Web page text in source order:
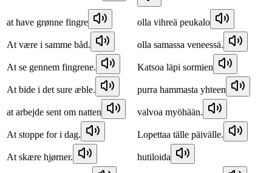
at have grønne fingre olla vihreä peukalo
At være i samme båd. olla samassa veneessä.
At se gennem fingrene. Katsoa läpi sormien
At bide i det sure æble. purra hammasta yhteen
at arbejde sent om natten valvoa myöhään.
At stoppe for i dag. Lopettaa tälle päivälle.
At skære hjørner. hutiloida